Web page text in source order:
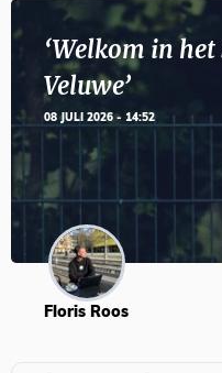
‘Welkom in
Veluwe’
08 JULI 2026 - 14:52
Floris Roos